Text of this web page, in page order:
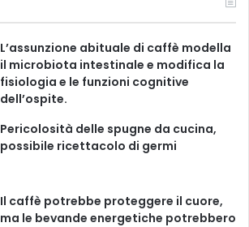
e
b
o
o
k
T
u
b
e
t
a
g
r
a
T
o
k
L’assunzione abituale di caffè modella
il microbiota intestinale e modifica la
fisiologia e le funzioni cognitive
dell’ospite.
Pericolosità delle spugne da cucina,
possibile ricettacolo di germi
Il caffè potrebbe proteggere il cuore,
ma le bevande energetiche potrebbero